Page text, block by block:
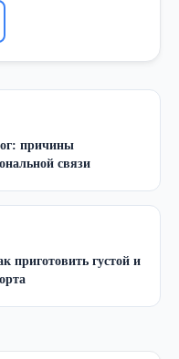
причины
связи
приготовить густой и